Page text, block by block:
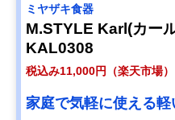
ミヤザキ食器
M.STYLE Karl(カー
KAL0308
税込み11,000円（楽天市場）
家庭で気軽に使える軽